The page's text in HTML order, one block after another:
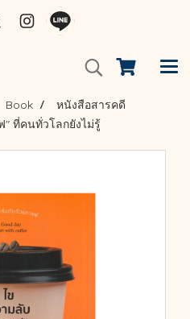
Book
หนังสือสารคดี
ที่คนทั่วโลกยังไม่รู้